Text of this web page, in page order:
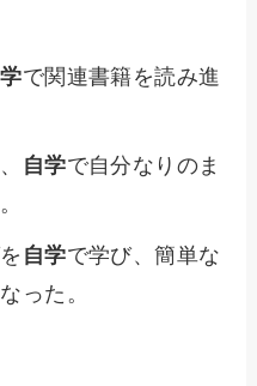
で関連書籍を読み進
自学で自分なりのま
自学で学び、簡単な
った。